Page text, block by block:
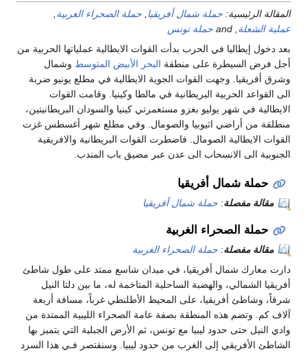
الرئيسية:حملة شمال أفريقيا,حملة الصحراء الغربية,
الشعلة, and
حملة تونس
دخول إيطاليا في الحرب بدأت القوات الايطالية عملياتها الحربية من
فرض السيطرة على منطقةالبحر الأبيض المتوسطوشمال
أفريقيا. وجهت القوات الجوية الايطالية في مطلع يونيو ضربة
القواعد الحربية البريطانية في مالطا وكينيا. وقامت القوات
في شهر يوليو بغزو مستعمرتي كينيا والسودان البريطانيتين،
من أراضي اثيوبيا والصومال. وفي مطلع شهر أغسطس غزت
الايطالية الصومال. فاضطرت القوات البريطانية والافريقية
الى الانسحاب الى عدن عبر مضيق باب المندب.
حملة شمال أفريقيا
مقالة مفصلة:حملة شمال أفريقيا
حملة الصحراء الغربية
مقالة مفصلة:حملة الصحراء الغربية
معارك شمال أفريقيا، في ميدان شاسع ممتد على طول شاطئ
الشمالي، والهضبة الساحلية المتاخمة له، ما بين دلتا النيل
وشاطئ أفريقيا، على المحيط الأطلنطي غرباً، مسافة أربعة
كم. وتضم هذه المنطقة بصفة عامة الصحراء الليبية الممتدة من
النيل حتى حدود ليبيا مع تونس، ثم الأرض الجبلية التي يتميز بها
الأفريقي إلى الغرب من حدود ليبيا. وسنقتصر فـي هذا السرد